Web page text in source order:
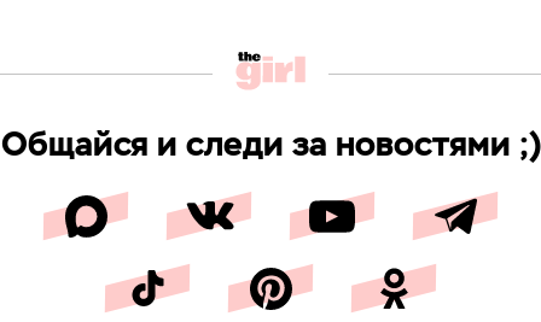
Общайся и следи за новостями ;)